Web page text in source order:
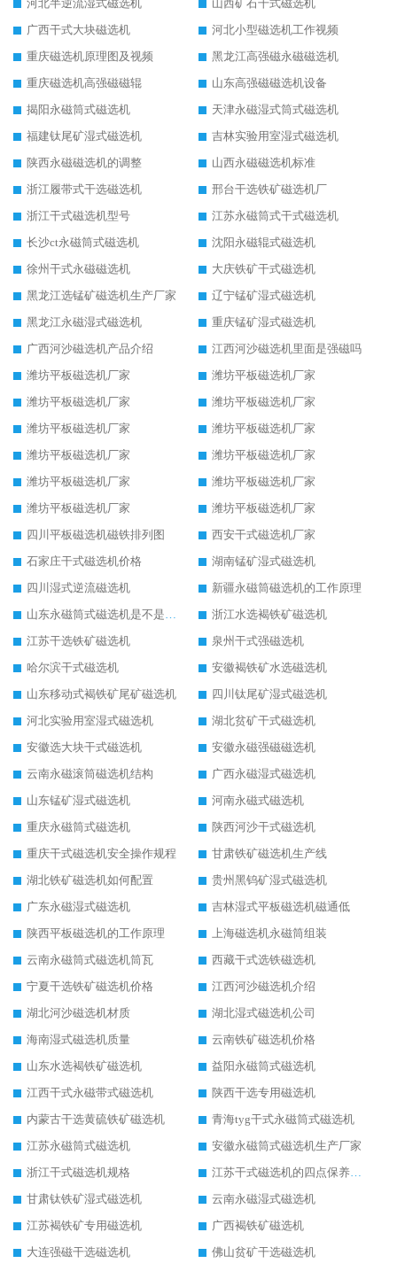
河北半逆流湿式磁选机
山西矿石干式磁选机
广西干式大块磁选机
河北小型磁选机工作视频
重庆磁选机原理图及视频
黑龙江高强磁永磁磁选机
重庆磁选机高强磁磁辊
山东高强磁磁选机设备
揭阳永磁筒式磁选机
天津永磁湿式筒式磁选机
福建钛尾矿湿式磁选机
吉林实验用室湿式磁选机
陕西永磁磁选机的调整
山西永磁磁选机标准
浙江履带式干选磁选机
邢台干选铁矿磁选机厂
浙江干式磁选机型号
江苏永磁筒式干式磁选机
长沙ct永磁筒式磁选机
沈阳永磁辊式磁选机
徐州干式永磁磁选机
大庆铁矿干式磁选机
黑龙江选锰矿磁选机生产厂家
辽宁锰矿湿式磁选机
黑龙江永磁湿式磁选机
重庆锰矿湿式磁选机
广西河沙磁选机产品介绍
江西河沙磁选机里面是强磁吗
潍坊平板磁选机厂家
潍坊平板磁选机厂家
潍坊平板磁选机厂家
潍坊平板磁选机厂家
潍坊平板磁选机厂家
潍坊平板磁选机厂家
潍坊平板磁选机厂家
潍坊平板磁选机厂家
潍坊平板磁选机厂家
潍坊平板磁选机厂家
潍坊平板磁选机厂家
潍坊平板磁选机厂家
四川平板磁选机磁铁排列图
西安干式磁选机厂家
石家庄干式磁选机价格
湖南锰矿湿式磁选机
四川湿式逆流磁选机
新疆永磁筒磁选机的工作原理
山东永磁筒式磁选机是不是强磁
浙江水选褐铁矿磁选机
江苏干选铁矿磁选机
泉州干式强磁选机
哈尔滨干式磁选机
安徽褐铁矿水选磁选机
山东移动式褐铁矿尾矿磁选机
四川钛尾矿湿式磁选机
河北实验用室湿式磁选机
湖北贫矿干式磁选机
安徽选大块干式磁选机
安徽永磁强磁磁选机
云南永磁滚筒磁选机结构
广西永磁湿式磁选机
山东锰矿湿式磁选机
河南永磁式磁选机
重庆永磁筒式磁选机
陕西河沙干式磁选机
重庆干式磁选机安全操作规程
甘肃铁矿磁选机生产线
湖北铁矿磁选机如何配置
贵州黑钨矿湿式磁选机
广东永磁湿式磁选机
吉林湿式平板磁选机磁通低
陕西平板磁选机的工作原理
上海磁选机永磁筒组装
云南永磁筒式磁选机筒瓦
西藏干式选铁磁选机
宁夏干选铁矿磁选机价格
江西河沙磁选机介绍
湖北河沙磁选机材质
湖北湿式磁选机公司
海南湿式磁选机质量
云南铁矿磁选机价格
山东水选褐铁矿磁选机
益阳永磁筒式磁选机
江西干式永磁带式磁选机
陕西干选专用磁选机
内蒙古干选黄硫铁矿磁选机
青海tyg干式永磁筒式磁选机
江苏永磁筒式磁选机
安徽永磁筒式磁选机生产厂家
浙江干式磁选机规格
江苏干式磁选机的四点保养秘籍
甘肃钛铁矿湿式磁选机
云南永磁湿式磁选机
江苏褐铁矿专用磁选机
广西褐铁矿磁选机
大连强磁干选磁选机
佛山贫矿干选磁选机